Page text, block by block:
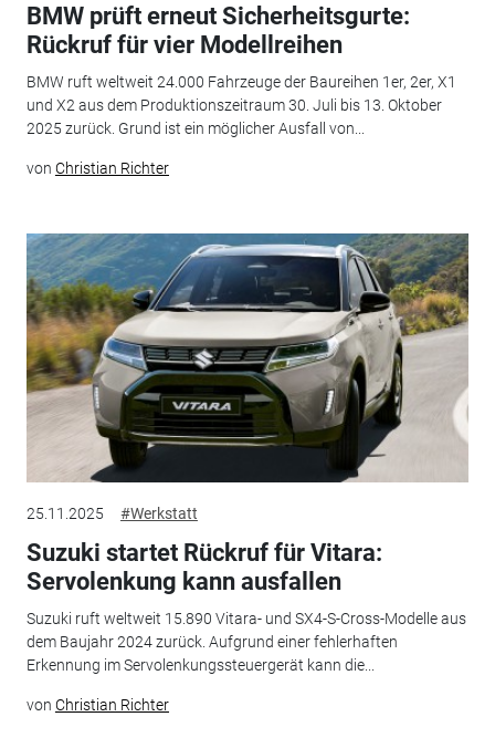
BMW prüft erneut Sicherheitsgurte:
Rückruf für vier Modellreihen
BMW ruft weltweit 24.000 Fahrzeuge der Baureihen 1er, 2er, X1
und X2 aus dem Produktionszeitraum 30. Juli bis 13. Oktober
2025 zurück. Grund ist ein möglicher Ausfall von...
von Christian Richter
25.11.2025 #Werkstatt
Suzuki startet Rückruf für Vitara:
Servolenkung kann ausfallen
Suzuki ruft weltweit 15.890 Vitara- und SX4-S-Cross-Modelle aus
dem Baujahr 2024 zurück. Aufgrund einer fehlerhaften
Erkennung im Servolenkungssteuergerät kann die...
von Christian Richter